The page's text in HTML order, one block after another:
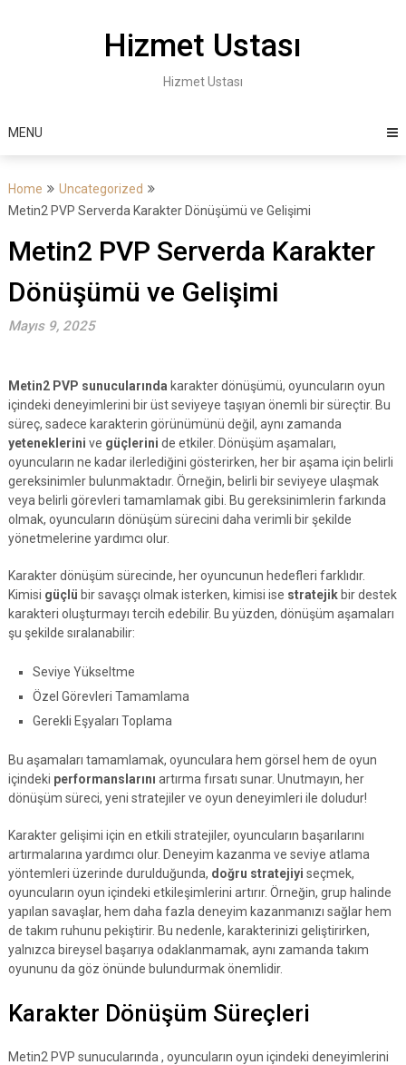
Hizmet Ustası
Hizmet Ustası
MENU
Home
Uncategorized
Metin2 PVP Serverda Karakter Dönüşümü ve Gelişimi
Metin2 PVP Serverda Karakter
Dönüşümü ve Gelişimi
Mayıs 9, 2025
Metin2 PVP sunucularında karakter dönüşümü, oyuncuların oyun
içindeki deneyimlerini bir üst seviyeye taşıyan önemli bir süreçtir. Bu
süreç, sadece karakterin görünümünü değil, aynı zamanda
yeteneklerini ve güçlerini de etkiler. Dönüşüm aşamaları,
oyuncuların ne kadar ilerlediğini gösterirken, her bir aşama için belirli
gereksinimler bulunmaktadır. Örneğin, belirli bir seviyeye ulaşmak
veya belirli görevleri tamamlamak gibi. Bu gereksinimlerin farkında
olmak, oyuncuların dönüşüm sürecini daha verimli bir şekilde
yönetmelerine yardımcı olur.
Karakter dönüşüm sürecinde, her oyuncunun hedefleri farklıdır.
Kimisi güçlü bir savaşçı olmak isterken, kimisi ise stratejikbir destek
karakteri oluşturmayı tercih edebilir. Bu yüzden, dönüşüm aşamaları
şu şekilde sıralanabilir:
Seviye Yükseltme
Özel Görevleri Tamamlama
Gerekli Eşyaları Toplama
Bu aşamaları tamamlamak, oyunculara hem görsel hem de oyun
içindeki performanslarını artırma fırsatı sunar. Unutmayın, her
dönüşüm süreci, yeni stratejiler ve oyun deneyimleri ile doludur!
Karakter gelişimi için en etkili stratejiler, oyuncuların başarılarını
artırmalarına yardımcı olur. Deneyim kazanma ve seviye atlama
yöntemleri üzerinde durulduğunda, doğru stratejiyi seçmek,
oyuncuların oyun içindeki etkileşimlerini artırır. Örneğin, grup halinde
yapılan savaşlar, hem daha fazla deneyim kazanmanızı sağlar hem
de takım ruhunu pekiştirir. Bu nedenle, karakterinizi geliştirirken,
yalnızca bireysel başarıya odaklanmamak, aynı zamanda takım
oyununu da göz önünde bulundurmak önemlidir.
Karakter Dönüşüm Süreçleri
Metin2 PVP sunucularında , oyuncuların oyun içindeki deneyimlerini